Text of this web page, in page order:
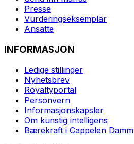
Presse
Vurderingseksemplar
Ansatte
INFORMASJON
Ledige stillinger
Nyhetsbrev
Royaltyportal
Personvern
Informasjonskapsler
Om kunstig intelligens
Bærekraft i Cappelen Damm